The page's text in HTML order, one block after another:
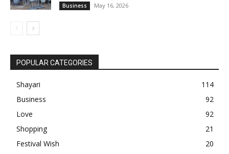
Business May 16, 2026
POPULAR CATEGORIES
Shayari
114
Business
92
Love
92
Shopping
21
Festival Wish
20